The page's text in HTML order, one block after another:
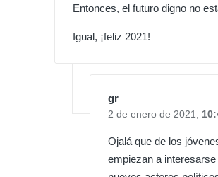
Entonces, el futuro digno no
Igual, ¡feliz 2021!
gr
2 de enero de 2021,
Ojalá que de los
empiezan a